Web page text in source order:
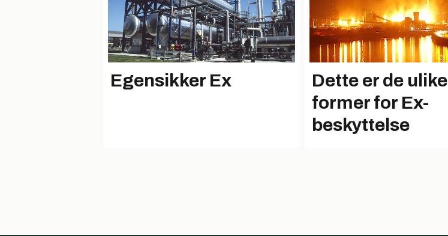
Egensikker Ex
Dette er de ulike
former for Ex-
beskyttelse